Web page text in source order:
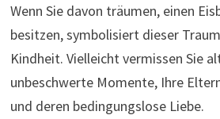
Wenn Sie davon träumen, einen
besitzen, symbolisiert dieser
Kindheit. Vielleicht vermissen Sie
unbeschwerte Momente, Ihre
und deren bedingungslose Liebe.